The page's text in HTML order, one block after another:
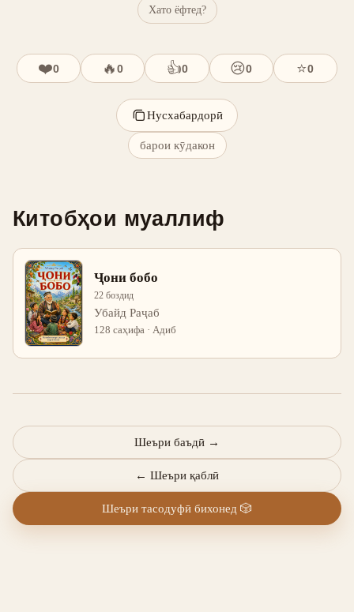
Хато ёфтед?
❤️0 🔥0 👍0 😢0 ⭐0
Нусхабардорӣ
барои кӯдакон
Китобҳои муаллиф
Ҷони бобо
22 боздид
Убайд Раҷаб
128 саҳифа · Адиб
← Шеъри қаблӣ
Шеъри баъдӣ →
Шеъри тасодуфӣ бихонед 🎲